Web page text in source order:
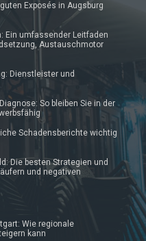
Exposés in Augsburg
Ein umfassender Leitfaden
Austauschmotor
Dienstleister und
So bleiben Sie in der
Schadensberichte wichtig
Die besten Strategien und
und negativen
Wie regionale
kann